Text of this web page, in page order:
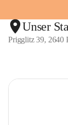
Unser
Prigglitz 39, 2640